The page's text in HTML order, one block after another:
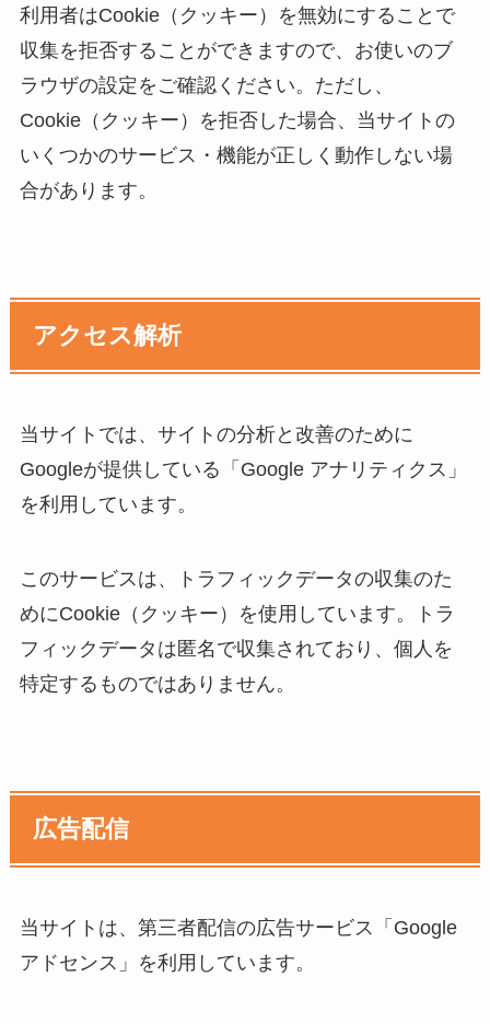
利用者はCookie（クッキー）を無効にすることで
収集を拒否することができますので、お使いのブ
ラウザの設定をご確認ください。ただし、
Cookie（クッキー）を拒否した場合、当サイトの
いくつかのサービス・機能が正しく動作しない場
合があります。
アクセス解析
当サイトでは、サイトの分析と改善のために
Googleが提供している「Google アナリティクス」
を利用しています。
このサービスは、トラフィックデータの収集のた
めにCookie（クッキー）を使用しています。トラ
フィックデータは匿名で収集されており、個人を
特定するものではありません。
広告配信
当サイトは、第三者配信の広告サービス「Google
アドセンス」を利用しています。